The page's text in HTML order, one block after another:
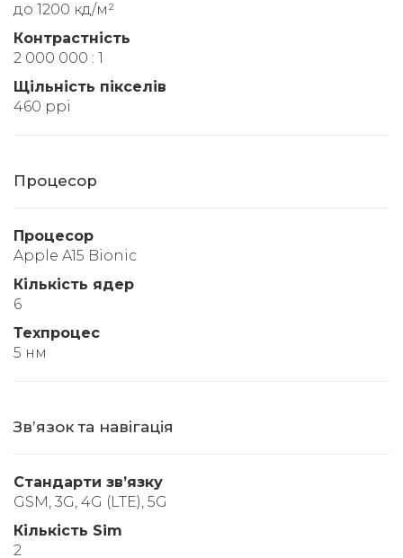
до 1200 кд/м²
Контрастність
2 000 000 : 1
Щільність пікселів
460 ppi
Процесор
Процесор
Apple A15 Bionic
Кількість ядер
6
Техпроцес
5 нм
Звʼязок та навігація
Стандарти звʼязку
GSM, 3G, 4G (LTE), 5G
Кількість Sim
2